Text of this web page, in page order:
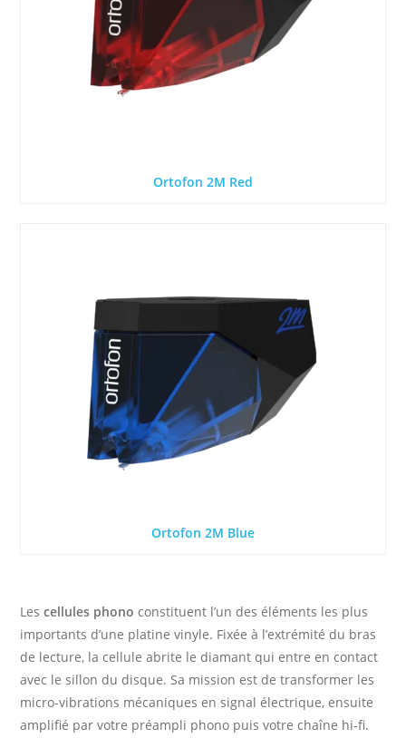
Ortofon 2M Red
Ortofon 2M Blue
Lescellules phono constituent l’un des éléments les plus
importants d’une platine vinyle. Fixée à l’extrémité du bras
de lecture, la cellule abrite le diamant qui entre en contact
avec le sillon du disque. Sa mission est de transformer les
micro-vibrations mécaniques en signal électrique, ensuite
amplifié par votre préampli phono puis votre chaîne hi-fi.